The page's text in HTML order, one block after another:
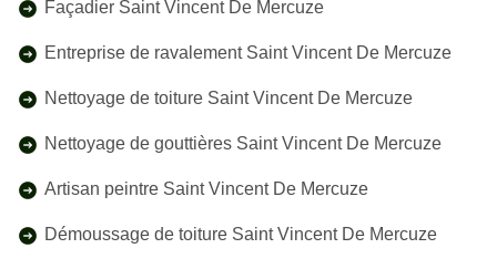
Façadier Saint Vincent De Mercuze
Entreprise de ravalement Saint Vincent De Mercuze
Nettoyage de toiture Saint Vincent De Mercuze
Nettoyage de gouttières Saint Vincent De Mercuze
Artisan peintre Saint Vincent De Mercuze
Démoussage de toiture Saint Vincent De Mercuze